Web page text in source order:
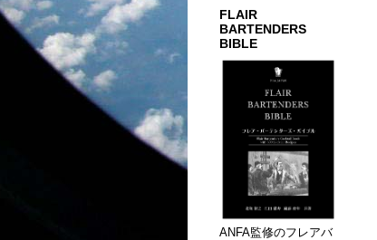
FLAIR
BARTENDERS
BIBLE
ANFA監修のフレアバ